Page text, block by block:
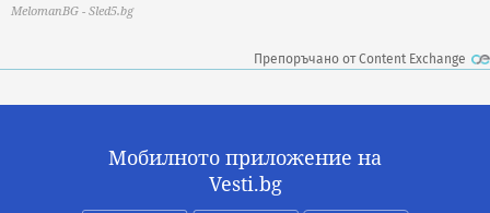
MelomanBG - Sled5.bg
Препоръчано от Content Exchange
Мобилното приложение на
Vesti.bg